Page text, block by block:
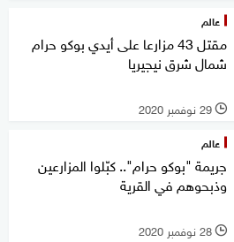
عالم
مقتل 43 مزارعا على أيدي بوكو حرام
شمال شرق نيجيريا
l 29 نوفمبر 2020
عالم
جريمة "بوكو حرام".. كبّلوا المزارعين
وذبحوهم في القرية
l 28 نوفمبر 2020